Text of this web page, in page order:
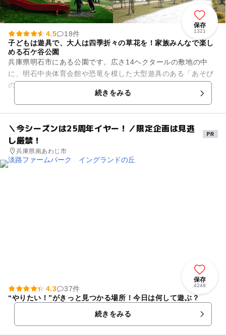
保存
1321
4.5
18件
子どもは遊具で、大人は四季折々の草花を！家族みんなで楽し
める石ケ谷公園
兵庫県明石市にある公園です。広さ14ヘクタールの敷地の中
に、明石中央体育会館や恐竜を模した大型遊具のある「あそび
の丘」、約80種類ものハーブが植えられている「石ケ谷ハーブ
ガーデンズ」、家族で散策...続きをみる
＼今シーズンは25周年イヤー！／限定企画は見逃
し厳禁！
兵庫県南あわじ市
保存
4248
4.3
37件
“やりたい！”がきっと見つかる場所！今日は何して遊ぶ？
続きをみる